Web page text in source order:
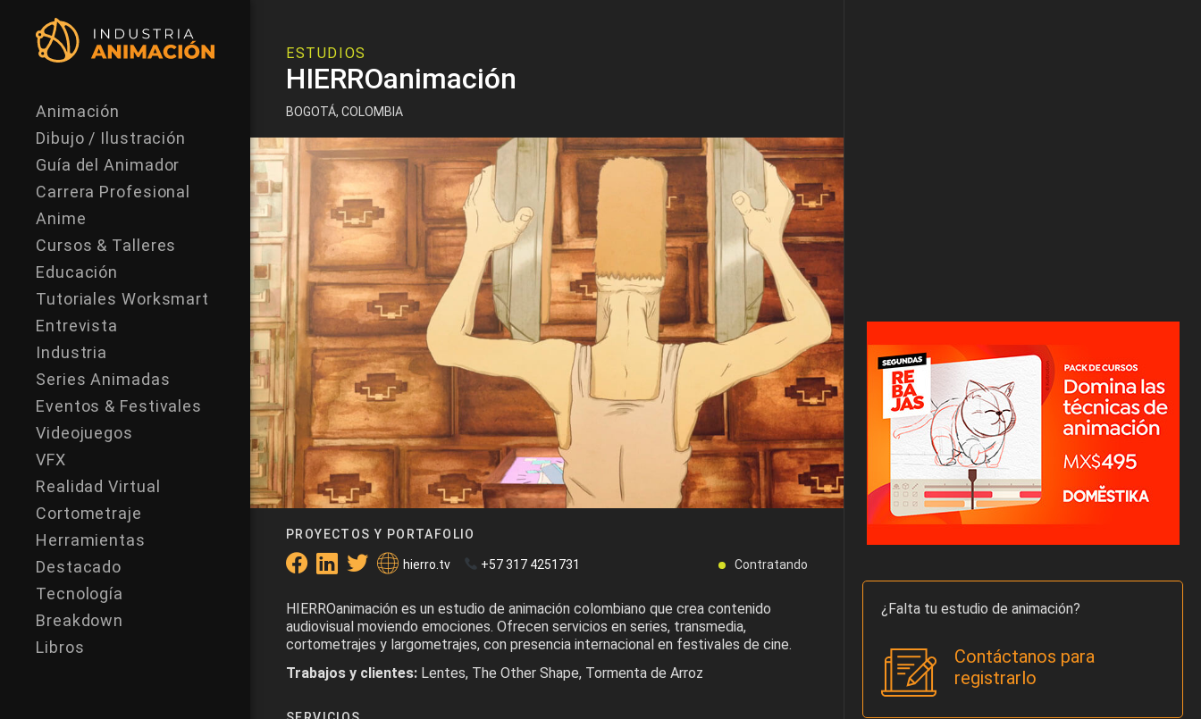
Animación
Dibujo / Ilustración
Guía del Animador
Carrera Profesional
Anime
Cursos & Talleres
Educación
Tutoriales Worksmart
Entrevista
Industria
Series Animadas
Eventos & Festivales
Videojuegos
VFX
Realidad Virtual
Cortometraje
Herramientas
Destacado
Tecnología
Breakdown
Libros
ESTUDIOS
HIERROanimación
BOGOTÁ, COLOMBIA
PROYECTOS Y PORTAFOLIO
hierro.tv +57 317 4251731 Contratando
HIERROanimación es un estudio de animación colombiano que crea contenido
audiovisual moviendo emociones. Ofrecen servicios en series, transmedia,
cortometrajes y largometrajes, con presencia internacional en festivales de cine.
Trabajos y clientes: Lentes, The Other Shape, Tormenta de Arroz
¿Falta tu estudio de animación?
Contáctanos para
registrarlo